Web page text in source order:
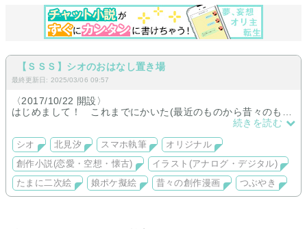
【ＳＳＳ】シオのおはなし置き場
最終更新日: 2025/03/06 09:57
〈2017/10/22 開設〉
はじめまして！ これまでにかいた(最近のものから昔々のもの
いのですが…
退屈しのぎにいかがでしょうか？ ご来訪お待ちしておりま
す！(*^^*)
※とてものんびりな運営です、すみません(^_^;)
続きを読む
シオ 北見汐 スマホ執筆
オリジナル
創作小説(恋愛・空想・懐古)
イラスト(アナログ・デジタル)
たまに二次絵
娘ポケ擬絵 昔々の創作漫画 つぶやき